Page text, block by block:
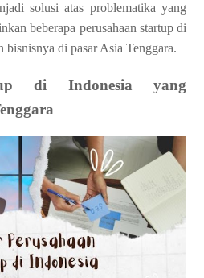
solusi atas problematika yang
beberapa perusahaan startup di
di pasar Asia Tenggara.
di Indonesia yang